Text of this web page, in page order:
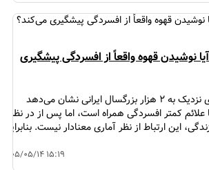
نوشیدن قهوه واقعاً از افسردگی پیشگیری
نتایج یک مطالعه روی نزدیک به ۲ هزار بزرگسال ایرانی نشان می‌دهد
علائم کمتر افسردگی همراه است، اما پس از در نظر
این ارتباط از نظر آماری معنادار نیست. بنابراین
۱۴۰۵/۰۵/۱۴ ۱۵:۱۹